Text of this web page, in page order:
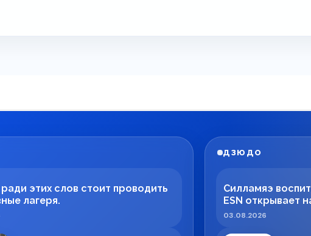
этих слов стоит проводить
лагеря.
ДЗЮДО
Силламяэ
ESN открывает
03.08.2026